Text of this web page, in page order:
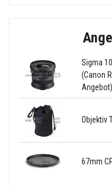
Sigma
(Canon
Angebot)
Objektiv
67mm